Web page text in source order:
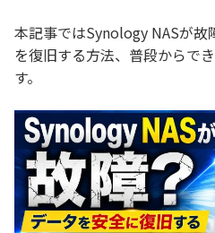
本記事ではSynology NASが故
を復旧する方法、普段からで
す。